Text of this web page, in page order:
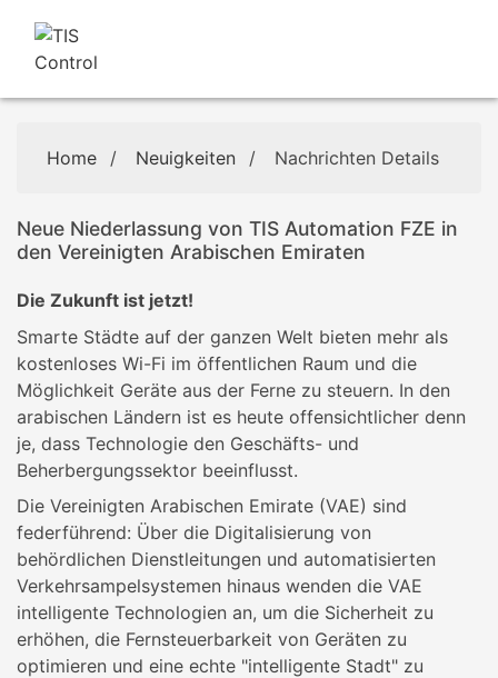
Home / Neuigkeiten / Nachrichten Details
Neue Niederlassung von TIS Automation FZE in
den Vereinigten Arabischen Emiraten
Die Zukunft ist jetzt!
Smarte Städte auf der ganzen Welt bieten mehr als
kostenloses Wi-Fi im öffentlichen Raum und die
Möglichkeit Geräte aus der Ferne zu steuern. In den
arabischen Ländern ist es heute offensichtlicher denn
je, dass Technologie den Geschäfts- und
Beherbergungssektor beeinflusst.
Die Vereinigten Arabischen Emirate (VAE) sind
federführend: Über die Digitalisierung von
behördlichen Dienstleitungen und automatisierten
Verkehrsampelsystemen hinaus wenden die VAE
intelligente Technologien an, um die Sicherheit zu
erhöhen, die Fernsteuerbarkeit von Geräten zu
optimieren und eine echte "intelligente Stadt" zu